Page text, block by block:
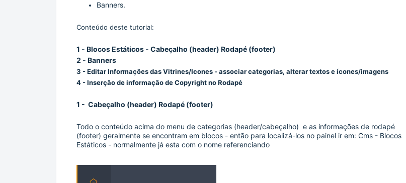
Banners.
Conteúdo deste tutorial:
1 - Blocos Estáticos - Cabeçalho (header) Rodapé (footer)
2 - Banners
3 - Editar Informações das Vitrines/Icones - associar categorias, alterar textos e ícones/imagens
4 - Inserção de informação de Copyright no Rodapé
1 - Cabeçalho (header) Rodapé (footer)
Todo o conteúdo acima do menu de categorias (header/cabeçalho) e as informações de rodapé
(footer) geralmente se encontram em blocos - então para localizá-los no painel ir em: Cms - Blocos
Estáticos - normalmente já esta com o nome referenciando